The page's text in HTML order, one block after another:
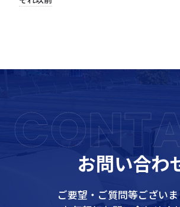
お問い合わ
ご要望・ご質問等ござい